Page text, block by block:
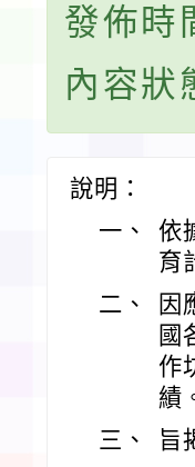
發佈時
內容狀
說明：
一、
依
育
二、
因
國
作
績
三、
旨